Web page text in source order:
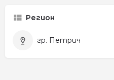
Регион
гр. Петрич